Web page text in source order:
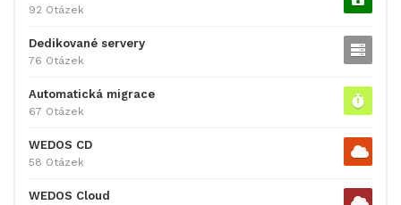
92 Otázek
Dedikované servery
76 Otázek
Automatická migrace
67 Otázek
WEDOS CD
58 Otázek
WEDOS Cloud